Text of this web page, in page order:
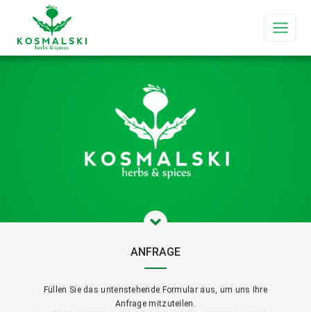
ANFRAGE
Füllen Sie das untenstehende Formular aus, um uns Ihre
Anfrage mitzuteilen.